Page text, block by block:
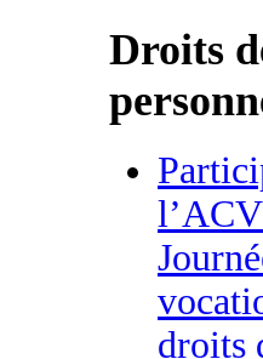
Droits
droits